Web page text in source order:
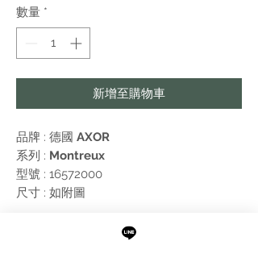
數量 *
新增至購物車
品牌 : 德國 AXOR
系列 : Montreux
型號 : 16572000
尺寸 : 如附圖